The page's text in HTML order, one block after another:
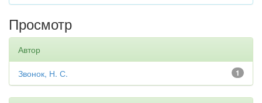
Просмотр
Автор
1
Звонок, Н. С.